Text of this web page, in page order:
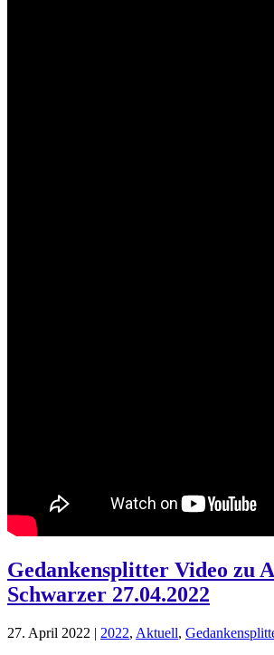
Gedankensplitter Video zu
Schwarzer 27.04.2022
27. April 2022 | 2022, Aktuell,